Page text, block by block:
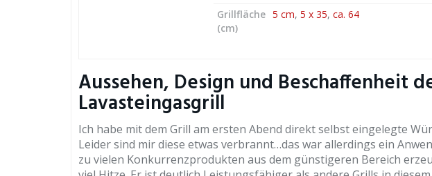
Grillfläche
(cm)
5 cm, 5 x 35, ca. 64
Aussehen, Design und Beschaffenheit
Lavasteingasgrill
Ich habe mit dem Grill am ersten Abend direkt selbst eingelegte
Leider sind mir diese etwas verbrannt…das war allerdings ein
zu vielen Konkurrenzprodukten aus dem günstigeren Bereich